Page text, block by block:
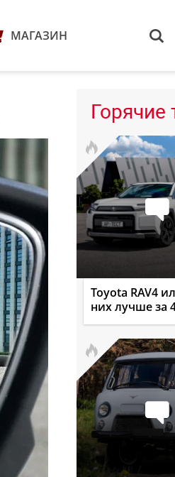
МАГАЗИН s
Горячие
Toyota RAV4
них лучше за